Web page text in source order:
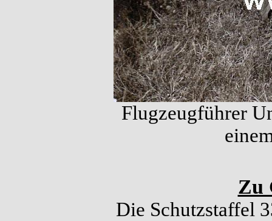
Flugzeugführer
Zu
Die Schutzstaffel